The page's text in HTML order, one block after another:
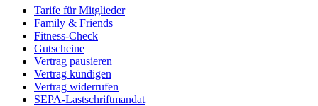
Tarife für Mitglieder
Family & Friends
Fitness-Check
Gutscheine
Vertrag pausieren
Vertrag kündigen
Vertrag widerrufen
SEPA-Lastschriftmandat